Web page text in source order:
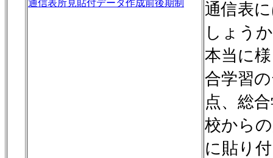
通信表所見貼付データ作成前後期制
通信表
しょう
本当に
合学習
点、総
校から
に貼り